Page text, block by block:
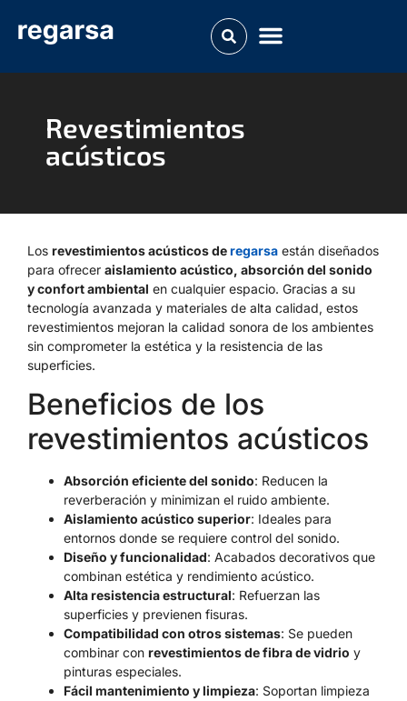
Revestimientos
acústicos
Los revestimientos acústicos deregarsa están diseñados
para ofrecer aislamiento acústico, absorción del sonido
y confort ambiental en cualquier espacio. Gracias a su
tecnología avanzada y materiales de alta calidad, estos
revestimientos mejoran la calidad sonora de los ambientes
sin comprometer la estética y la resistencia de las
superficies.
Beneficios de los
revestimientos acústicos
Absorción eficiente del sonido: Reducen la
reverberación y minimizan el ruido ambiente.
Aislamiento acústico superior: Ideales para
entornos donde se requiere control del sonido.
Diseño y funcionalidad: Acabados decorativos que
combinan estética y rendimiento acústico.
Alta resistencia estructural: Refuerzan las
superficies y previenen fisuras.
Compatibilidad con otros sistemas: Se pueden
combinar con revestimientos de fibra de vidrio y
pinturas especiales.
Fácil mantenimiento y limpieza: Soportan limpieza